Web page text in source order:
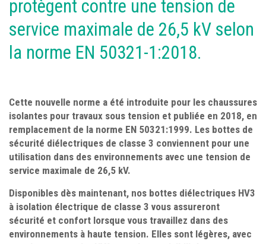
protègent contre une tension de
service maximale de 26,5 kV selon
la norme EN 50321-1:2018.
Cette nouvelle norme a été introduite pour les chaussures
isolantes pour travaux sous tension et publiée en 2018, en
remplacement de la norme EN 50321:1999. Les bottes de
sécurité diélectriques de classe 3 conviennent pour une
utilisation dans des environnements avec une tension de
service maximale de 26,5 kV.
Disponibles dès maintenant, nos bottes diélectriques HV3
à isolation électrique de classe 3 vous assureront
sécurité et confort lorsque vous travaillez dans des
environnements à haute tension. Elles sont légères, avec